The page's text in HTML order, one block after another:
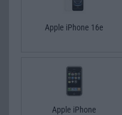
Apple iPhone 16e
Apple iPhone